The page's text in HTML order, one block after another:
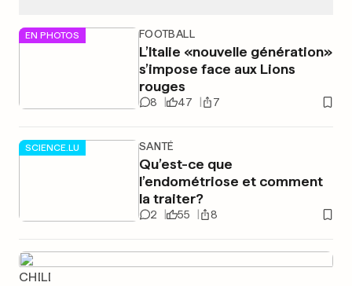
EN PHOTOS FOOTBALL
L’Italie «nouvelle génération»
s’impose face aux Lions
rouges
8 47 7
SCIENCE.LU SANTÉ
Qu’est-ce que
l’endométriose et comment
la traiter?
2 55 8
CHILI